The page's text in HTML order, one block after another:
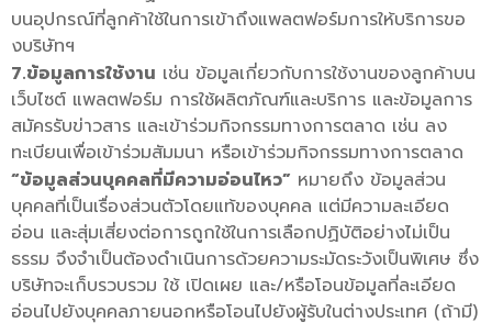
บนอุปกรณ์ที่ลูกค้าใช้ในการเข้าถึงแพลตฟอร์มการให้บริการขอ
งบริษัทฯ
7.ข้อมูลการใช้งาน เช่น ข้อมูลเกี่ยวกับการใช้งานของลูกค้าบน
เว็บไซต์ แพลตฟอร์ม การใช้ผลิตภัณฑ์และบริการ และข้อมูลการ
สมัครรับข่าวสาร และเข้าร่วมกิจกรรมทางการตลาด เช่น ลง
ทะเบียนเพื่อเข้าร่วมสัมมนา หรือเข้าร่วมกิจกรรมทางการตลาด
“ข้อมูลส่วนบุคคลที่มีความอ่อนไหว” หมายถึง ข้อมูลส่วน
บุคคลที่เป็นเรื่องส่วนตัวโดยแท้ของบุคคล แต่มีความละเอียด
อ่อน และสุ่มเสี่ยงต่อการถูกใช้ในการเลือกปฏิบัติอย่างไม่เป็น
ธรรม จึงจำเป็นต้องดำเนินการด้วยความระมัดระวังเป็นพิเศษ ซึ่ง
บริษัทจะเก็บรวบรวม ใช้ เปิดเผย และ/หรือโอนข้อมูลที่ละเอียด
อ่อนไปยังบุคคลภายนอกหรือโอนไปยังผู้รับในต่างประเทศ (ถ้ามี)